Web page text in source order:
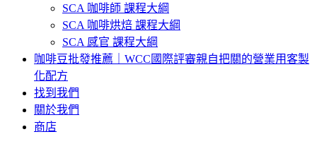
SCA 咖啡師 課程大綱
SCA 咖啡烘焙 課程大綱
SCA 感官 課程大綱
咖啡豆批發推薦｜WCC國際評審親自把關的營業用客製
化配方
找到我們
關於我們
商店